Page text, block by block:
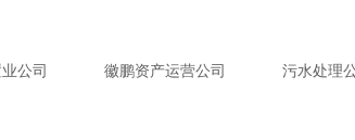
公司 徽鹏资产运营公司 污水处理